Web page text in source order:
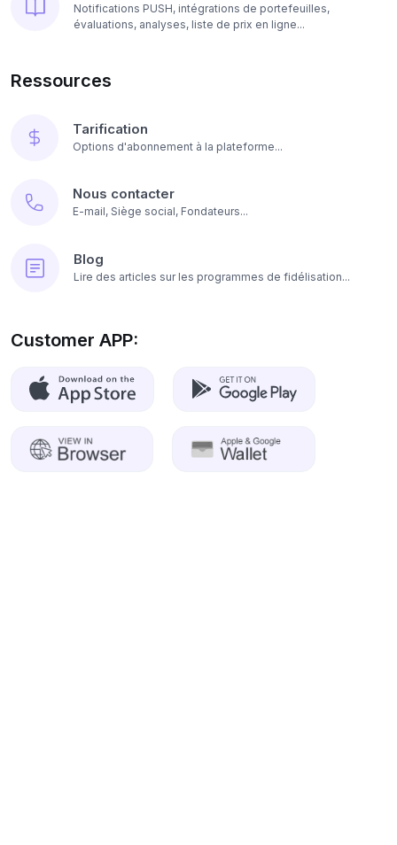
Notifications PUSH, intégrations de portefeuilles,
évaluations, analyses, liste de prix en ligne...
Ressources
Tarification
Options d'abonnement à la plateforme...
Nous contacter
E-mail, Siège social, Fondateurs...
Blog
Lire des articles sur les programmes de fidélisation...
Customer APP: